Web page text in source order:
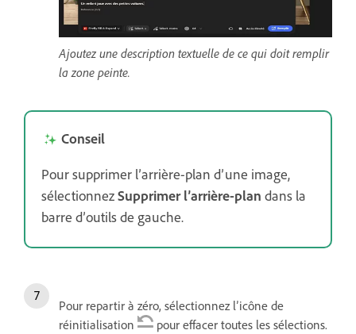
Ajoutez une description textuelle de ce qui doit remplir
la zone peinte.
Conseil
Pour supprimer l’arrière-plan d’une image,
sélectionnezSupprimer l’arrière-plan dans la
barre d’outils de gauche.
Pour repartir à zéro, sélectionnez l’icône de
réinitialisation
pour effacer toutes les sélections.